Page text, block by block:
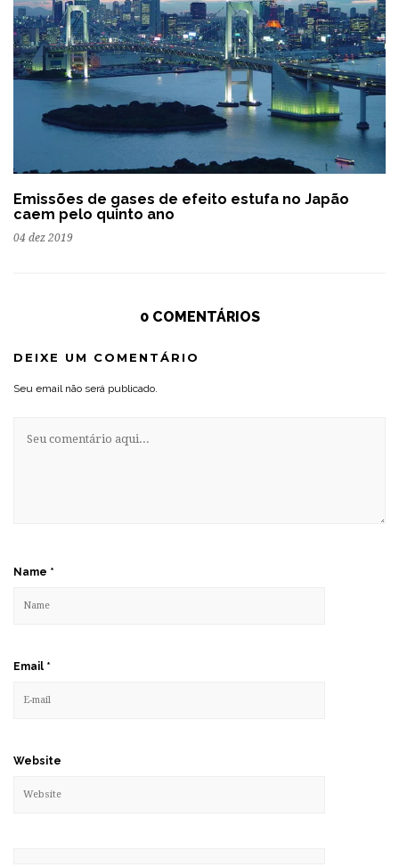
Emissões de gases de efeito estufa no Japão
caem pelo quinto ano
04 dez 2019
0 COMENTÁRIOS
DEIXE UM COMENTÁRIO
Seu email não será publicado.
Name *
Email *
Website